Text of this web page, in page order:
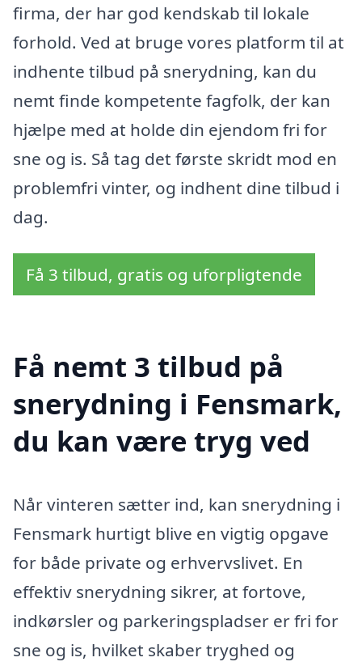
firma, der har god kendskab til lokale
forhold. Ved at bruge vores platform til at
indhente tilbud på snerydning, kan du
nemt finde kompetente fagfolk, der kan
hjælpe med at holde din ejendom fri for
sne og is. Så tag det første skridt mod en
problemfri vinter, og indhent dine tilbud i
dag.
Få 3 tilbud, gratis og uforpligtende
Få nemt 3 tilbud på
snerydning i Fensmark,
du kan være tryg ved
Når vinteren sætter ind, kan snerydning i
Fensmark hurtigt blive en vigtig opgave
for både private og erhvervslivet. En
effektiv snerydning sikrer, at fortove,
indkørsler og parkeringspladser er fri for
sne og is, hvilket skaber tryghed og